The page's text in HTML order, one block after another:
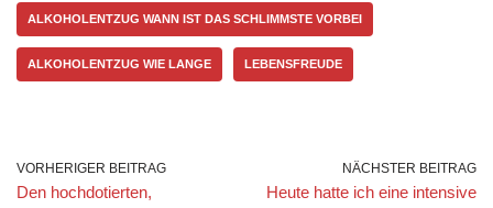
ALKOHOLENTZUG WANN IST DAS SCHLIMMSTE VORBEI
ALKOHOLENTZUG WIE LANGE LEBENSFREUDE
VORHERIGER BEITRAG
Den hochdotierten,
NÄCHSTER BEITRAG
Heute hatte ich eine intensive